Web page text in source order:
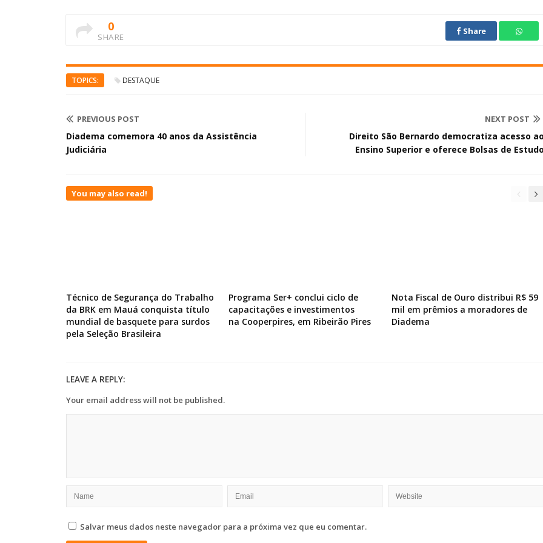
0
SHARE
Share
TOPICS: DESTAQUE
PREVIOUS POST
Diadema comemora 40 anos da Assistência
Judiciária
NEXT POST
Direito São Bernardo democratiza acesso
Ensino Superior e oferece Bolsas de
You may also read!
Técnico de Segurança do Trabalho
da BRK em Mauá conquista título
mundial de basquete para surdos
pela Seleção Brasileira
Programa Ser+ conclui ciclo de
capacitações e investimentos
na Cooperpires, em Ribeirão Pires
Nota Fiscal de Ouro distribui R$ 59
mil em prêmios a moradores de
Diadema
LEAVE A REPLY:
Your email address will not be published.
Salvar meus dados neste navegador para a próxima vez que eu comentar.